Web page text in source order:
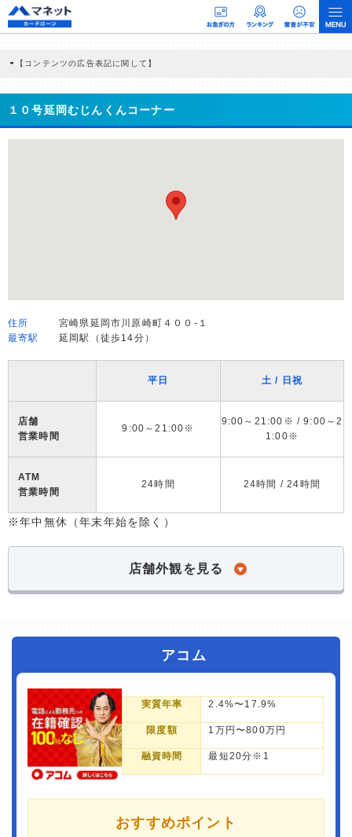
【コンテンツの広告表記に関して】
商品を根拠なくPRするものではなく、当編集部の調査／ユーザーへの口コミ収集な
どに基づき、公平性を担保した情報提供を行っています。
>提携企業一覧
１０号延岡むじんくんコーナー
住所
宮崎県延岡市川原崎町４００-１
最寄駅
延岡駅（徒歩14分）
平日 土 / 日祝
店舗
営業時間
9:00～21:00※
9:00～21:00※ / 9:00～2
1:00※
ATM
営業時間
24時間 24時間 / 24時間
※年中無休（年末年始を除く）
店舗外観を見る
アコム
実質年率 2.4%〜17.9%
限度額 1万円〜800万円
融資時間 最短20分※1
おすすめポイント